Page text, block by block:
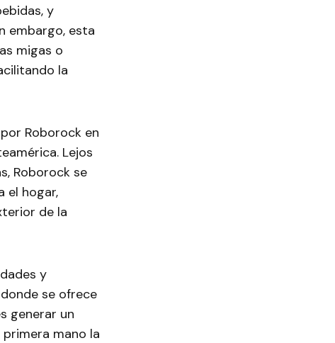
y
embargo, esta
migas o
la
Roborock en
Lejos
Roborock se
el hogar,
de la
y
se ofrece
generar un
mano la